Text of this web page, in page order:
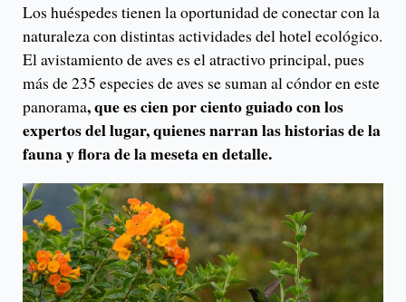
Los huéspedes tienen la oportunidad de conectar con la
naturaleza con distintas actividades del hotel ecológico.
El avistamiento de aves es el atractivo principal, pues
más de 235 especies de aves se suman al cóndor en este
panorama, que es cien por ciento guiado con los
expertos del lugar, quienes narran las historias de la
fauna y flora de la meseta en detalle.